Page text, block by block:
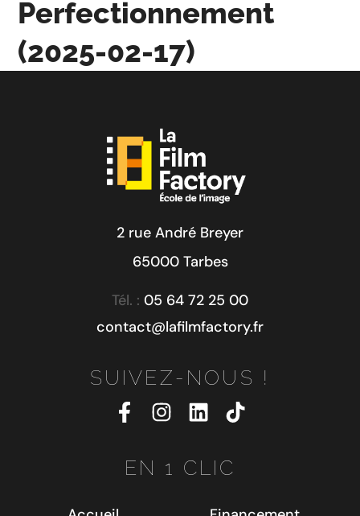
Perfectionnement
(2025-02-17)
2 rue André Breyer
65000 Tarbes
Tél. : 05 64 72 25 00
contact@lafilmfactory.fr
SUIVEZ-NOUS !
EN 1 CLIC